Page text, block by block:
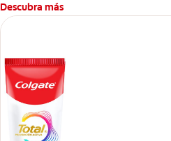
Descubra más